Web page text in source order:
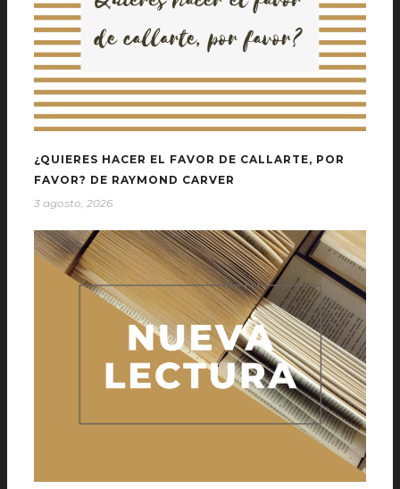
¿QUIERES HACER EL FAVOR DE CALLARTE, POR
FAVOR? DE RAYMOND CARVER
3 agosto, 2026